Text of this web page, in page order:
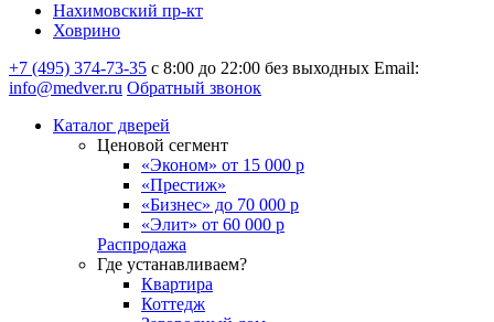
Нахимовский пр-кт
Ховрино
+7 (495) 374-73-35 с 8:00 до 22:00 без выходных Email:
info@medver.ru Обратный звонок
Каталог дверей
Ценовой сегмент
«Эконом» от 15 000 р
«Престиж»
«Бизнес» до 70 000 р
«Элит» от 60 000 р
Распродажа
Где устанавливаем?
Квартира
Коттедж